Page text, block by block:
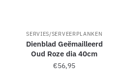
SERVIES/SERVEERPLANKEN
Dienblad Geëmailleerd
Oud Roze dia 40cm
€56,95